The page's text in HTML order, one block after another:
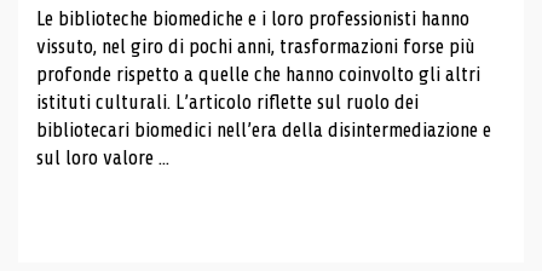
Le biblioteche biomediche e i loro professionisti hanno
vissuto, nel giro di pochi anni, trasformazioni forse più
profonde rispetto a quelle che hanno coinvolto gli altri
istituti culturali. L’articolo riflette sul ruolo dei
bibliotecari biomedici nell’era della disintermediazione e
sul loro valore ...